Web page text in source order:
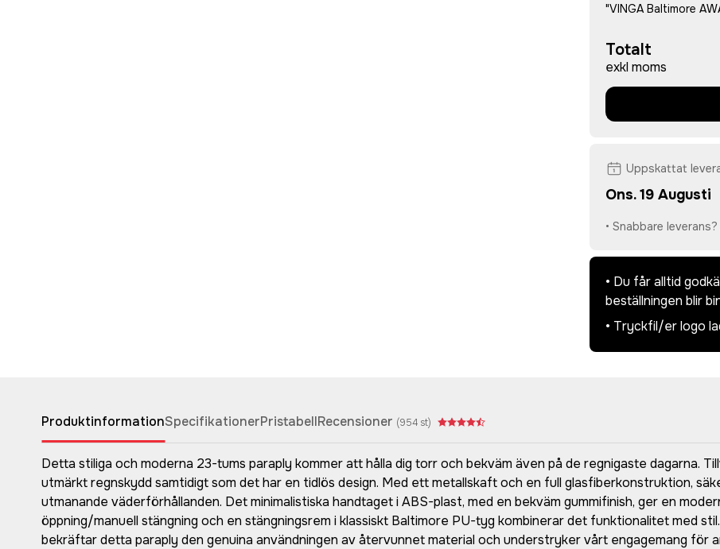
"VINGA Baltimore
Totalt
exkl moms
Uppskattat
Ons. 19 Augusti
• Snabbare
• Du får alltid
beställningen blir
• Tryckfil/er logo
ProduktinformationSpecifikationerPristabellRecensioner (954 st)
Detta stiliga och moderna 23-tums paraply kommer att hålla dig torr och bekväm även på de regnigaste dagarna.
utmärkt regnskydd samtidigt som det har en tidlös design. Med ett metallskaft och en full glasfiberkonstruktion,
utmanande väderförhållanden. Det minimalistiska handtaget i ABS-plast, med en bekväm gummifinish, ger en
öppning/manuell stängning och en stängningsrem i klassiskt Baltimore PU-tyg kombinerar det funktionalitet med
bekräftar detta paraply den genuina användningen av återvunnet material och understryker vårt engagemang för